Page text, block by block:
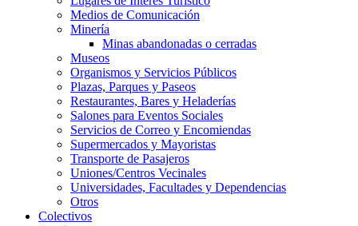
Medios de Comunicación
Minería
Minas abandonadas o cerradas
Museos
Organismos y Servicios Públicos
Plazas, Parques y Paseos
Restaurantes, Bares y Heladerías
Salones para Eventos Sociales
Servicios de Correo y Encomiendas
Supermercados y Mayoristas
Transporte de Pasajeros
Uniones/Centros Vecinales
Universidades, Facultades y Dependencias
Otros
Colectivos